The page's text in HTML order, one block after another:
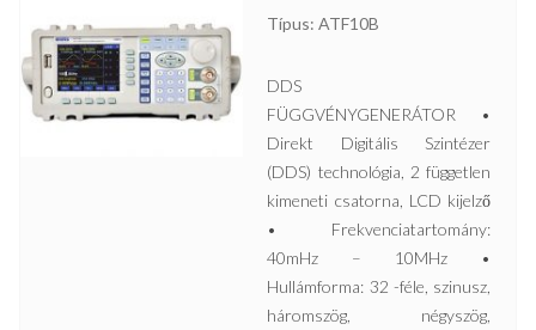
Típus: ATF10B
DDS
FÜGGVÉNYGENERÁTOR •
Direkt Digitális Szintézer
(DDS) technológia, 2 független
kimeneti csatorna, LCD kijelző
• Frekvenciatartomány:
40mHz – 10MHz •
Hullámforma: 32 -féle, szinusz,
háromszög, négyszög,